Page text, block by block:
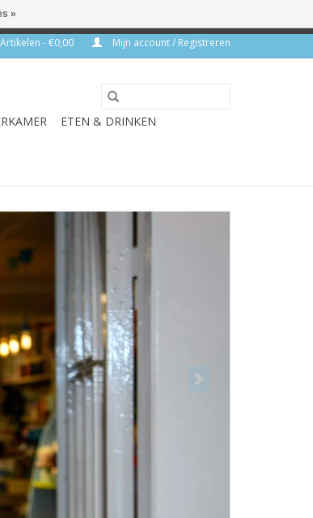
- €0,00 Mijn account / Registreren
ETEN & DRINKEN
»